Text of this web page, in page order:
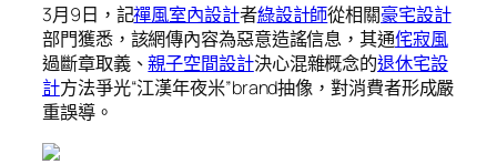
3月9日，記禪風室內設計者綠設計師從相關豪宅設計
部門獲悉，該網傳內容為惡意造謠信息，其通侘寂風
過斷章取義、親子空間設計決心混雜概念的退休宅設
計方法爭光“江漢年夜米”brand抽像，對消費者形成嚴
重誤導。